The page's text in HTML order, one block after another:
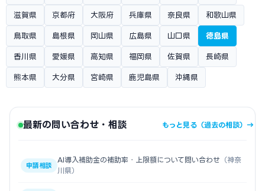
滋賀県 京都府 大阪府 兵庫県 奈良県 和歌山県
鳥取県 島根県 岡山県 広島県 山口県 徳島県
香川県 愛媛県 高知県 福岡県 佐賀県 長崎県
熊本県 大分県 宮崎県 鹿児島県 沖縄県
最新の問い合わせ・相談 もっと見る（過去の相談）→
申請相談
AI導入補助金の補助率・上限額について問い合わせ （神奈
川県）